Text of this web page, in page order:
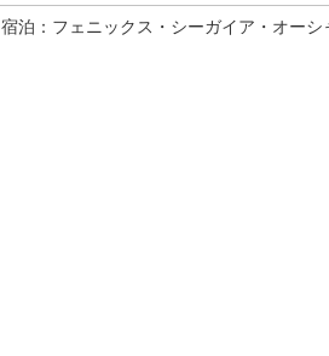
宿泊： フェニックス・シーガイア・オー